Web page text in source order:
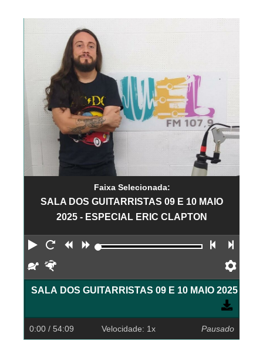
Faixa Selecionada:
SALA DOS GUITARRISTAS 09 E 10 MAIO
2025 - ESPECIAL ERIC CLAPTON
Reproduzir
Reiniciar
Retroceder
Avançar Faixa
Devagar
0:00 / 54:09 Velocidade: 1x Pausado